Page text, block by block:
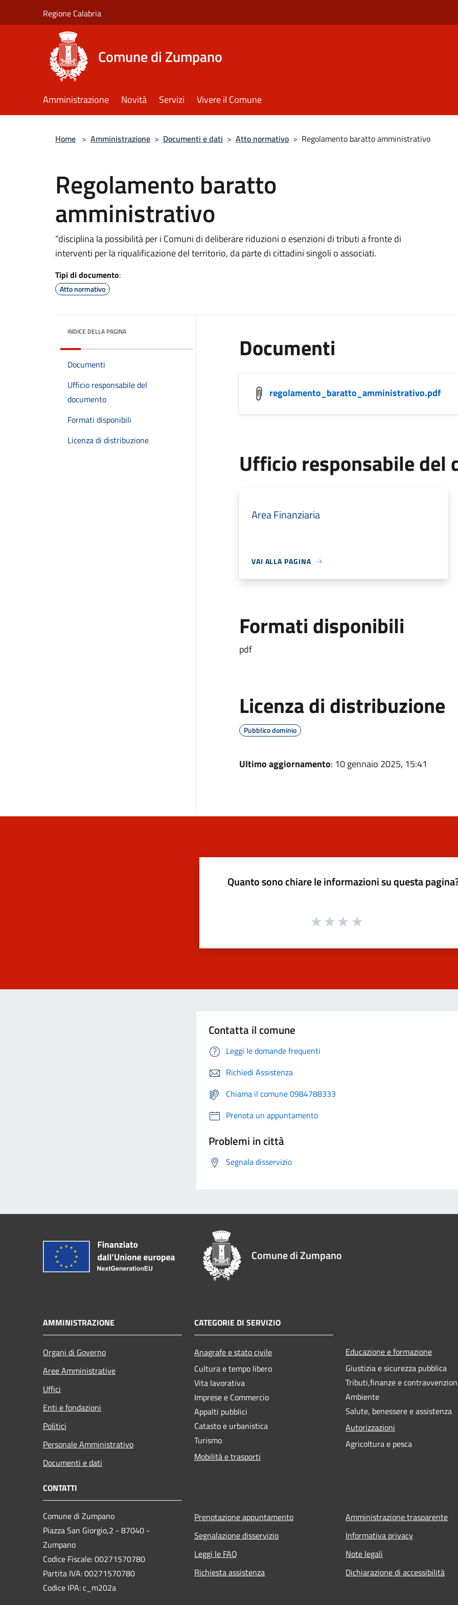
Regione Calabria
Comune di Zumpano
Amministrazione Novità Servizi Vivere il Comune
Home > Amministrazione > Documenti e dati > Atto normativo > Regolamento baratto amministrativo
Regolamento baratto
amministrativo
“disciplina la possibilità per i Comuni di deliberare riduzioni o esenzioni di tributi a fronte di
interventi per la riqualificazione del territorio, da parte di cittadini singoli o associati.
Tipi di documento:
Atto normativo
INDICE DELLA PAGINA
Documenti
Ufficio responsabile del
documento
Formati disponibili
Licenza di distribuzione
Documenti
regolamento_baratto_amministrativo.pdf
Ufficio responsabile del
Area Finanziaria
VAI ALLA PAGINA
Formati disponibili
pdf
Licenza di distribuzione
Pubblico dominio
Ultimo aggiornamento: 10 gennaio 2025, 15:41
Quanto sono chiare le informazioni su questa
Contatta il comune
Leggi le domande frequenti
Richiedi Assistenza
Chiama il comune 0984788333
Prenota un appuntamento
Problemi in città
Segnala disservizio
Comune di Zumpano
AMMINISTRAZIONE
Organi di Governo
Aree Amministrative
Uffici
Enti e fondazioni
Politici
Personale Amministrativo
Documenti e dati
CATEGORIE DI SERVIZIO
Anagrafe e stato civile
Cultura e tempo libero
Vita lavorativa
Imprese e Commercio
Appalti pubblici
Catasto e urbanistica
Turismo
Mobilità e trasporti
Educazione e formazione
Giustizia e sicurezza pubblica
Tributi,finanze e
Ambiente
Salute, benessere e assistenza
Autorizzazioni
Agricoltura e pesca
CONTATTI
Comune di Zumpano
Piazza San Giorgio,2 - 87040 -
Zumpano
Codice Fiscale: 00271570780
Partita IVA: 00271570780
Codice IPA: c_m202a
Prenotazione appuntamento
Segnalazione disservizio
Leggi le FAQ
Richiesta assistenza
Amministrazione trasparente
Informativa privacy
Note legali
Dichiarazione di accessibilità